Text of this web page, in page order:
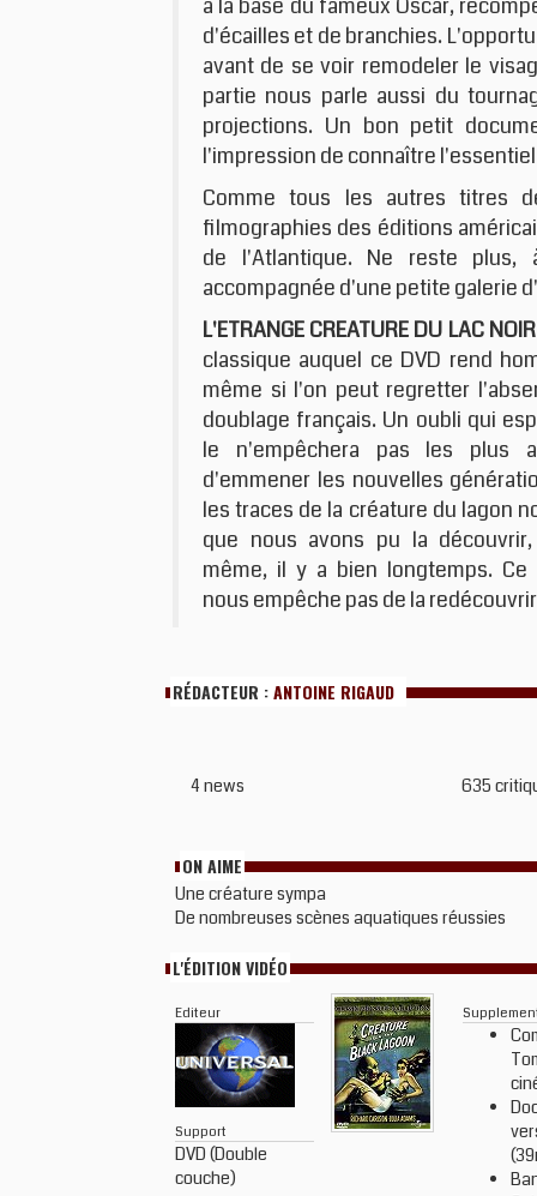
à la base du fameux Oscar,
d'écailles et de branchies.
avant de se voir remodeler le
partie nous parle aussi du
projections. Un bon petit
l'impression de connaître
Comme tous les autres titres
filmographies des éditions
de l'Atlantique. Ne reste plus,
accompagnée d'une petite galerie
L'ETRANGE CREATURE DU LAC NOIR
classique auquel ce DVD rend
même si l'on peut regretter
doublage français. Un oubli qui
le n'empêchera pas les plus
d'emmener les nouvelles
les traces de la créature du lagon
que nous avons pu la
même, il y a bien longtemps.
nous empêche pas de la
RÉDACTEUR :ANTOINE RIGAUD
4 news 635
ON AIME
Une créature sympa
De nombreuses scènes aquatiques réussies
L'ÉDITION VIDÉO
Editeur
Support
DVD (Double
couche)